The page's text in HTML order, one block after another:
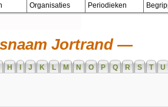
Organisaties Periodieken
Jortrand
H J K L M N O P Q R S T
U